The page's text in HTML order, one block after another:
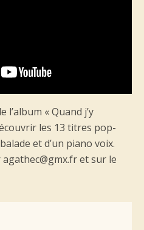
l’album « Quand j’y
les 13 titres pop-
et d’un piano voix.
et sur le